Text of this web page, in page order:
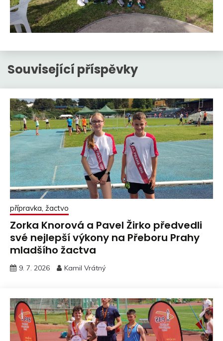
Související příspěvky
přípravka, žactvo
Zorka Knorová a Pavel Žirko předvedli
své nejlepší výkony na Přeboru Prahy
mladšího žactva
9. 7. 2026 Kamil Vrátný